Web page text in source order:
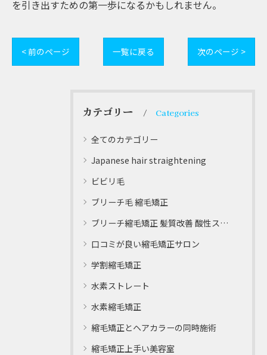
を引き出すための第一歩になるかもしれません。
< 前のページ 一覧に戻る 次のページ >
カテゴリー Categories
全てのカテゴリー
Japanese hair straightening
ビビリ毛
ブリーチ毛 縮毛矯正
ブリーチ縮毛矯正 髪質改善 酸性ストレート
口コミが良い縮毛矯正サロン
学割縮毛矯正
水素ストレート
水素縮毛矯正
縮毛矯正とヘアカラーの同時施術
縮毛矯正上手い美容室